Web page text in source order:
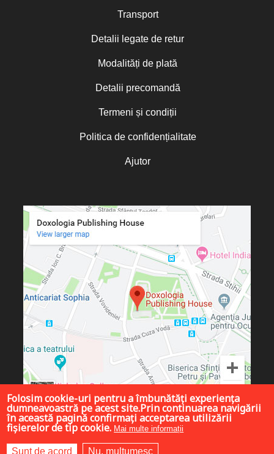
Transport
Detalii legate de retur
Modalități de plată
Detalii precomandă
Termeni și condiții
Politica de confidențialitate
Ajutor
Folosim cookie-uri pentru a îmbunătăți experiența
dumneavoastră pe acest site.Prin continuarea navigării
în această pagină confirmați acceptarea utilizării
fișierelor de tip cookie. Mai multe informații
Sunt de acord Nu, mulțumesc